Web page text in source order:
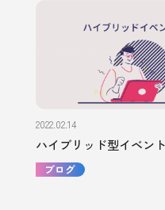
2022.02.14
ハイブリッド型イベン
ブログ